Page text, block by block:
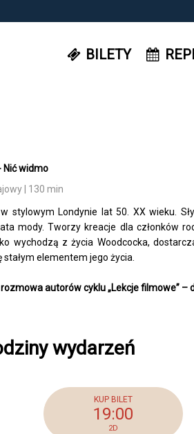
BILETY
Nić widmo
| 130 min
stylowym Londynie lat 50. XX wieku.
mody. Tworzy kreacje dla członków
wychodzą z życia Woodcocka,
elementem jego życia.
autorów cyklu „Lekcje filmowe”
wydarzeń
19:00
2D